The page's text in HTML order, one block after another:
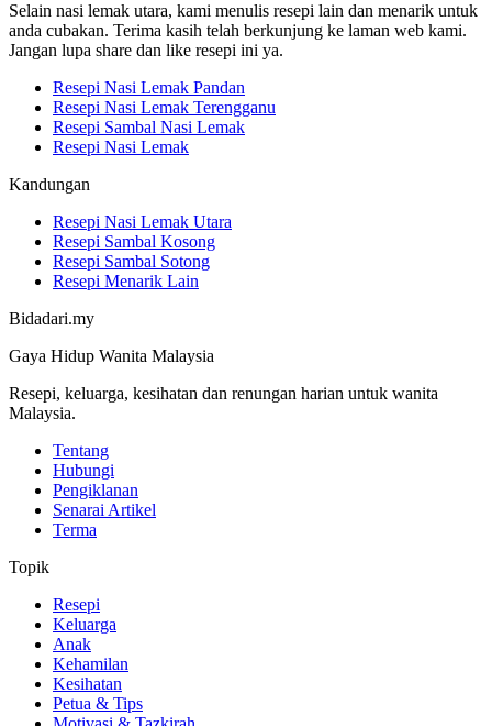
Selain nasi lemak utara, kami menulis resepi lain dan menarik untuk
anda cubakan. Terima kasih telah berkunjung ke laman web kami.
Jangan lupa share dan like resepi ini ya.
Resepi Nasi Lemak Pandan
Resepi Nasi Lemak Terengganu
Resepi Sambal Nasi Lemak
Resepi Nasi Lemak
Kandungan
Resepi Nasi Lemak Utara
Resepi Sambal Kosong
Resepi Sambal Sotong
Resepi Menarik Lain
Bidadari.my
Gaya Hidup Wanita Malaysia
Resepi, keluarga, kesihatan dan renungan harian untuk wanita
Malaysia.
Tentang
Hubungi
Pengiklanan
Senarai Artikel
Terma
Topik
Resepi
Keluarga
Anak
Kehamilan
Kesihatan
Petua & Tips